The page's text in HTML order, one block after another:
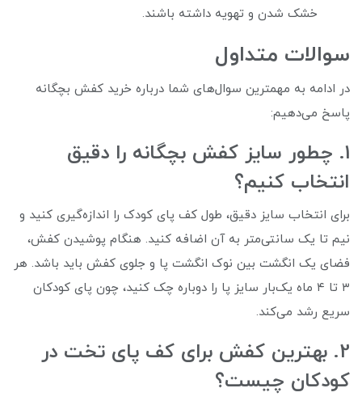
خشک شدن و تهویه داشته باشند.
سوالات متداول
در ادامه به مهمترین سوال‌های شما درباره خرید کفش بچگانه
پاسخ می‌دهیم:
1. چطور سایز کفش بچگانه را دقیق
انتخاب کنیم؟
برای انتخاب سایز دقیق، طول کف پای کودک را اندازه‌گیری کنید و
نیم تا یک سانتی‌متر به آن اضافه کنید. هنگام پوشیدن کفش،
فضای یک انگشت بین نوک انگشت پا و جلوی کفش باید باشد. هر
۳ تا ۴ ماه یک‌بار سایز پا را دوباره چک کنید، چون پای کودکان
سریع رشد می‌کند.
2. بهترین کفش برای کف پای تخت در
کودکان چیست؟